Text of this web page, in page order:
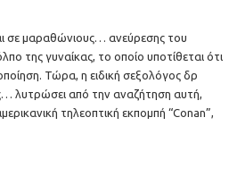
σε μαραθώνιους… ανεύρεσης του
της γυναίκας, το οποίο υποτίθεται ότι
Τώρα, η ειδική σεξολόγος δρ
λυτρώσει από την αναζήτηση αυτή,
τηλεοπτική εκπομπή “Conan”,